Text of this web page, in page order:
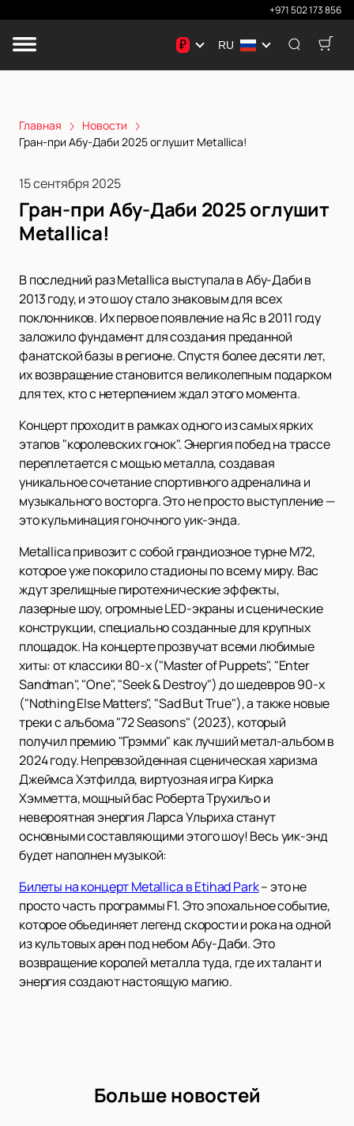
+971 502 173 856
₽ RU
Главная
Новости
Гран-при Абу-Даби 2025 оглушит Metallica!
15 сентября 2025
Гран-при Абу-Даби 2025 оглушит
Metallica!
В последний раз Metallica выступала в Абу-Даби в
2013 году, и это шоу стало знаковым для всех
поклонников. Их первое появление на Яс в 2011 году
заложило фундамент для создания преданной
фанатской базы в регионе. Спустя более десяти лет,
их возвращение становится великолепным подарком
для тех, кто с нетерпением ждал этого момента.
Концерт проходит в рамках одного из самых ярких
этапов "королевских гонок". Энергия побед на трассе
переплетается с мощью металла, создавая
уникальное сочетание спортивного адреналина и
музыкального восторга. Это не просто выступление —
это кульминация гоночного уик-энда.
Metallica привозит с собой грандиозное турне M72,
которое уже покорило стадионы по всему миру. Вас
ждут зрелищные пиротехнические эффекты,
лазерные шоу, огромные LED-экраны и сценические
конструкции, специально созданные для крупных
площадок. На концерте прозвучат всеми любимые
хиты: от классики 80-х ("Master of Puppets", "Enter
Sandman", "One", "Seek & Destroy") до шедевров 90-х
("Nothing Else Matters", "Sad But True"), а также новые
треки с альбома "72 Seasons" (2023), который
получил премию "Грэмми" как лучший метал-альбом в
2024 году. Непревзойденная сценическая харизма
Джеймса Хэтфилда, виртуозная игра Кирка
Хэмметта, мощный бас Роберта Трухильо и
невероятная энергия Ларса Ульриха станут
основными составляющими этого шоу! Весь уик-энд
будет наполнен музыкой:
Билеты на концерт Metallica в Etihad Park– это не
просто часть программы F1. Это эпохальное событие,
которое объединяет легенд скорости и рока на одной
из культовых арен под небом Абу-Даби. Это
возвращение королей металла туда, где их талант и
энергия создают настоящую магию.
Больше новостей